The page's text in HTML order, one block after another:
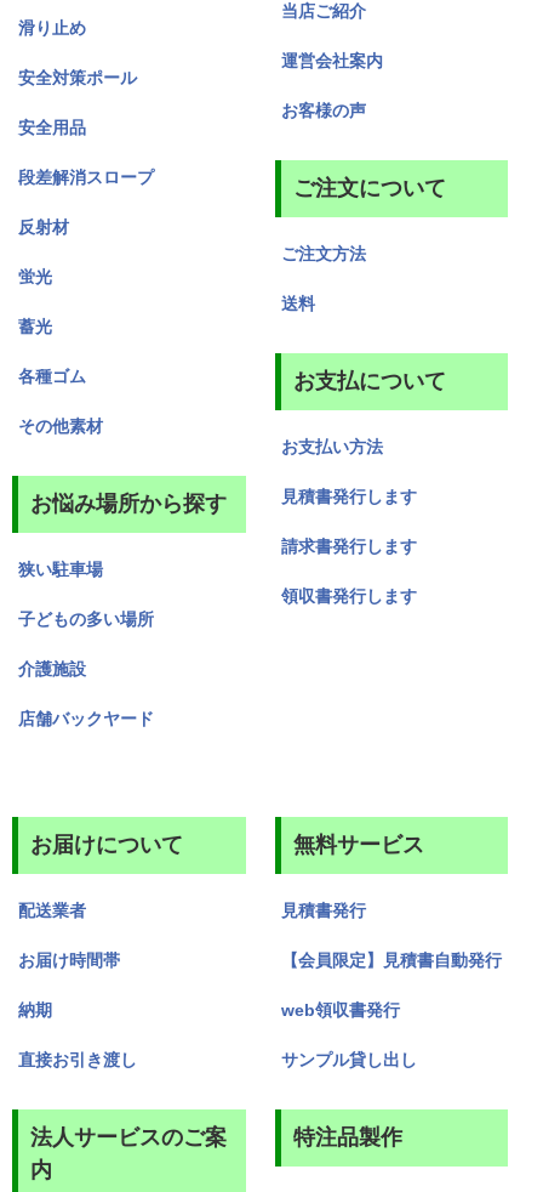
滑り止め
安全対策ポール
安全用品
段差解消スロープ
反射材
蛍光
蓄光
各種ゴム
その他素材
お悩み場所から探す
狭い駐車場
子どもの多い場所
介護施設
店舗バックヤード
当店ご紹介
運営会社案内
お客様の声
ご注文について
ご注文方法
送料
お支払について
お支払い方法
見積書発行します
請求書発行します
領収書発行します
お届けについて
配送業者
お届け時間帯
納期
直接お引き渡し
法人サービスのご案
内
無料サービス
見積書発行
【会員限定】見積書自動発行
web領収書発行
サンプル貸し出し
特注品製作